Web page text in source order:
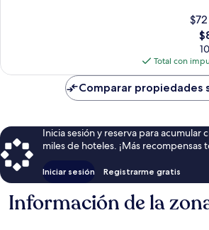
El
es
Total con
Comparar propiedades
Inicia sesión y reserva para acumular
miles de hoteles. ¡Más recompensas
Iniciar sesión Registrarme gratis
Información de la